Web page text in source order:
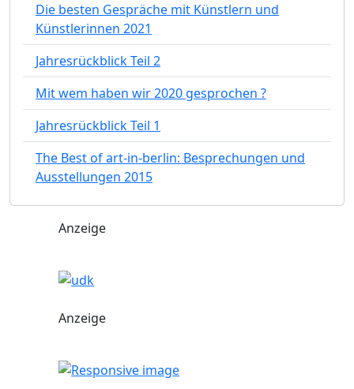
Die besten Gespräche mit Künstlern und
Künstlerinnen 2021
Jahresrückblick Teil 2
Mit wem haben wir 2020 gesprochen ?
Jahresrückblick Teil 1
The Best of art-in-berlin: Besprechungen und
Ausstellungen 2015
Anzeige
Anzeige